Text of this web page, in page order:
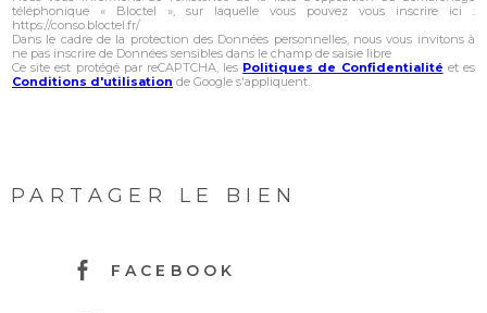
téléphonique « Bloctel », sur laquelle vous pouvez vous inscrire ici :
https://conso.bloctel.fr/
Dans le cadre de la protection des Données personnelles, nous vous invitons à
ne pas inscrire de Données sensibles dans le champ de saisie libre
Ce site est protégé par reCAPTCHA, les Politiques de Confidentialité et es
Conditions d'utilisation de Google s'appliquent.
PARTAGER LE BIEN
FACEBOOK